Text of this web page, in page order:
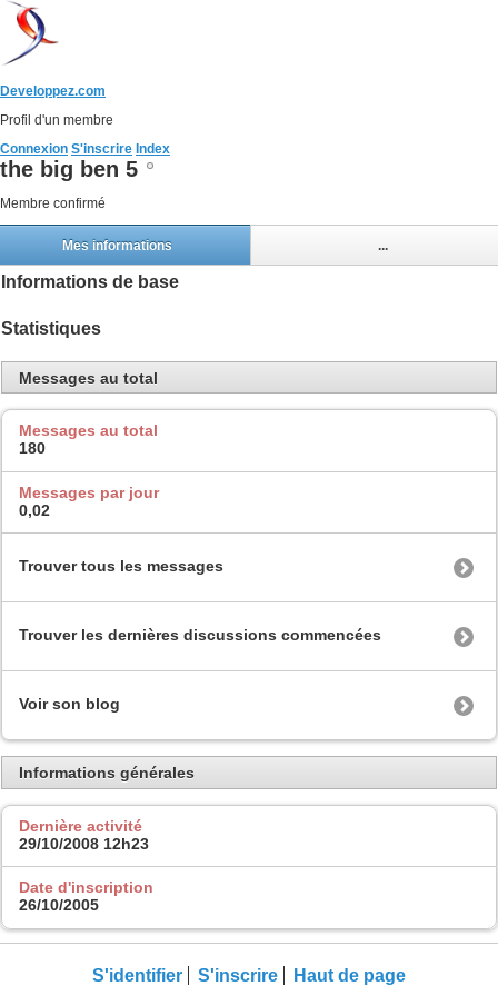
Developpez.com
Profil d'un membre
Connexion S'inscrire Index
the big ben 5
Membre confirmé
Mes informations ...
Informations de base
Statistiques
Messages au total
Messages au total
180
Messages par jour
0,02
Trouver tous les messages
Trouver les dernières discussions commencées
Voir son blog
Informations générales
Dernière activité
29/10/2008 12h23
Date d'inscription
26/10/2005
S'identifier S'inscrire Haut de page